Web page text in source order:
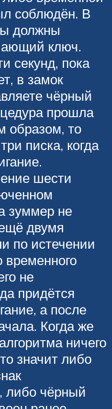
соблюдён. В
должны
ключ.
секунд, пока
в замок
чёрный
прошла
образом, то
писка, когда
шести
зуммер не
двумя
по истечении
временного
не
придётся
а после
Когда же
ничего
значит либо
либо чёрный